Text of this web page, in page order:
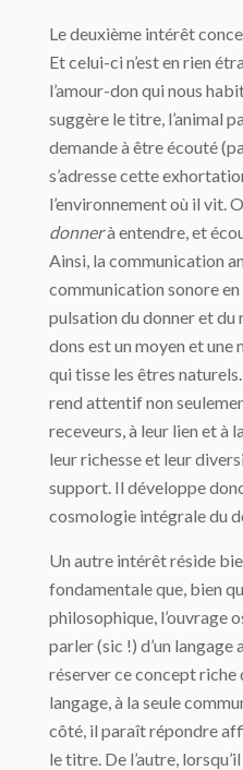
Le deuxième intérêt
Et celui-ci n’est en rien
l’amour-don qui nous
suggère le titre, l’animal
demande à être écouté
s’adresse cette
l’environnement où il vit.
donnerà entendre, et
Ainsi, la communication
communication sonore
pulsation du donner et du
dons est un moyen et
qui tisse les êtres
rend attentif non
receveurs, à leur lien et à
leur richesse et leur
support. Il développe
cosmologie intégrale du
Un autre intérêt réside
fondamentale que, bien
philosophique, l’ouvrage
parler (sic !) d’un
réserver ce concept riche
langage, à la seule
côté, il paraît répondre
le titre. De l’autre,